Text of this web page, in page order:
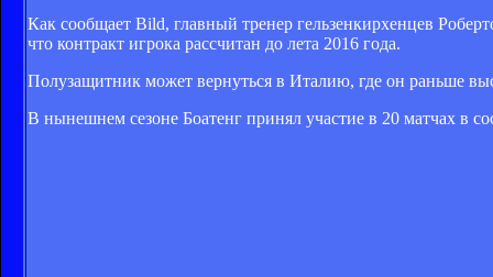
Как сообщает Bild, главный тренер гельзенкирхенцев
что контракт игрока рассчитан до лета 2016 года.
Полузащитник может вернуться в Италию, где он раньше
В нынешнем сезоне Боатенг принял участие в 20 матчах в